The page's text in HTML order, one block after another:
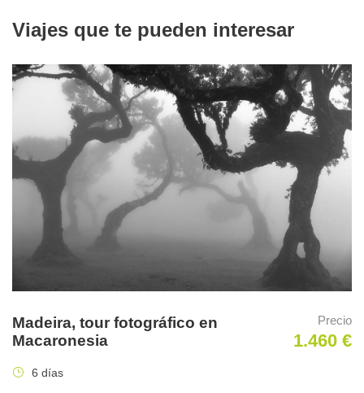
Además el paisaje otoñal en lugares como Denali es
simplemente espectacular, una oportunidad que no puede
No podemos perder un minuto, la naturaleza salvaje de la
última frontera del norte, nos espera.
Viajes que te pueden interesar
Madeira, tour fotográfico en
Macaronesia
Precio
1.460 €
6 días